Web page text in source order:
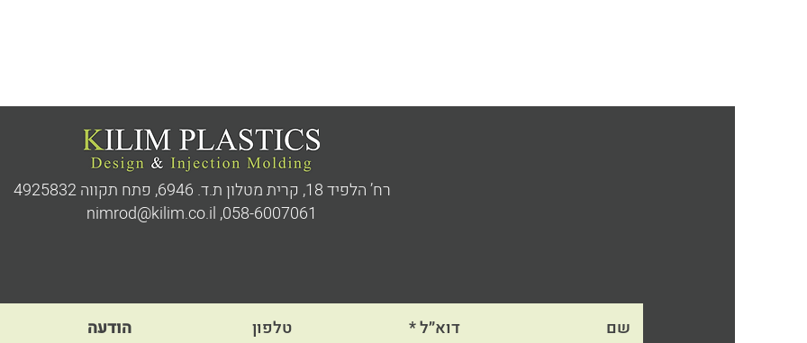
רח’ הלפיד 18, קרית מטלון ת.ד. 6946,
פתח תקווה 4925832
058-6007061
,
nimrod@kilim.co.il
הודעה טלפון דוא״ל שם